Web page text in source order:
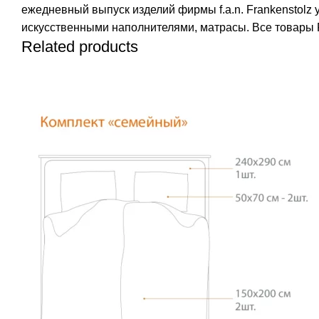
ежедневный выпуск изделий фирмы f.a.n. Frankenstolz
искусственными наполнителями, матрасы. Все товары
Related products